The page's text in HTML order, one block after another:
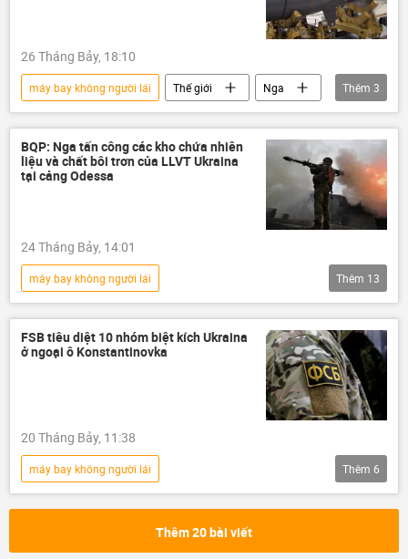
năng lượng
26 Tháng Bảy, 18:10
máy bay không người lái Thế giới
Nga
Liên bang Nga
lực lượng vũ trang Nga
Poseidon
Thêm 3
BQP: Nga tấn công các kho chứa nhiên
liệu và chất bôi trơn của LLVT Ukraina
tại cảng Odessa
24 Tháng Bảy, 14:01
máy bay không người lái
Chiến dịch quân sự đặc biệt tại Ukraina
Nga
Quân đội Nga
Bộ Quốc phòng Nga
Odessa
tấn công
Thêm 13
FSB tiêu diệt 10 nhóm biệt kích Ukraina
ở ngoại ô Konstantinovka
20 Tháng Bảy, 11:38
máy bay không người lái
Chiến dịch quân sự đặc biệt tại Ukraina
FSB
UAV
Thêm 6
Thêm 20 bài viết